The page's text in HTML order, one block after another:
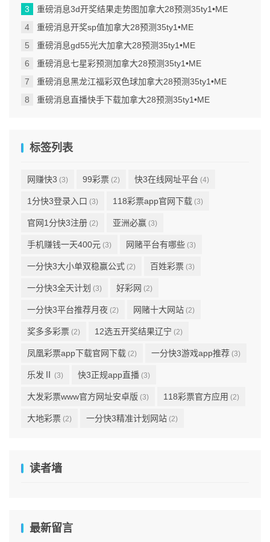
重磅消息3d开奖结果走势图加拿大28预测35ty1 •ME
重磅消息开奖sp值加拿大28预测35ty1 •ME
重磅消息gd55光大加拿大28预测35ty1 •ME
重磅消息七星彩预测加拿大28预测35ty1 •ME
重磅消息黑龙江福彩双色球加拿大28预测35ty1 •ME
重磅消息直播快手下载加拿大28预测35ty1 •ME
标签列表
网赚快3 (3) 99彩票 (2) 快3在线网址平台 (4)
1分快3登录入口 (3) 118彩票app官网下载 (3)
官网1分快3注册 (2) 亚洲必赢 (3)
手机赚钱一天400元 (3) 网赌平台有哪些 (3)
一分快3大小单双稳赢公式 (2) 百姓彩票 (3)
一分快3全天计划 (3) 好彩网 (2)
一分快3平台推荐月夜 (2) 网赌十大网站 (2)
奖多多彩票 (2) 12选五开奖结果辽宁 (2)
凤凰彩票app下载官网下载 (2) 一分快3游戏app推荐 (3)
乐发Ⅱ (3) 快3正规app直播 (3)
大发彩票www官方网址安卓版 (3) 118彩票官方应用 (2)
大地彩票 (2) 一分快3精准计划网站 (2)
读者墙
最新留言